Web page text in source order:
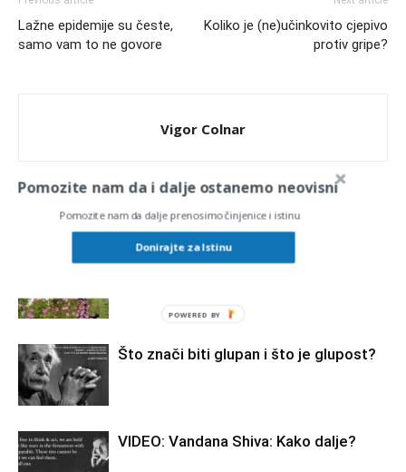
Lažne epidemije su česte,
samo vam to ne govore
Koliko je (ne)učinkovito cjepivo
protiv gripe?
Vigor Colnar
RELATED ARTICLES MORE FROM AUTHOR
Sve ide po planu?
Što znači biti glupan i što je glupost?
VIDEO: Vandana Shiva: Kako dalje?
Pomozite nam da i dalje ostanemo neovisni
Pomozite nam da dalje prenosimo činjenice i istinu
Donirajte za Istinu
POWERED